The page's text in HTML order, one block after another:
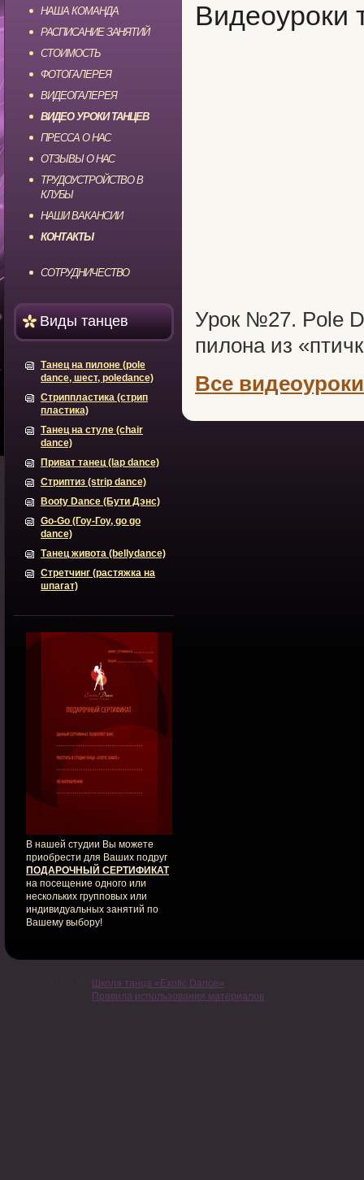
НАША КОМАНДА
РАСПИСАНИЕ ЗАНЯТИЙ
СТОИМОСТЬ
ФОТОГАЛЕРЕЯ
ВИДЕОГАЛЕРЕЯ
ВИДЕО УРОКИ ТАНЦЕВ
ПРЕССА О НАС
ОТЗЫВЫ О НАС
ТРУДОУСТРОЙСТВО В
КЛУБЫ
НАШИ ВАКАНСИИ
КОНТАКТЫ
СОТРУДНИЧЕСТВО
Виды танцев
Танец на пилоне (pole
dance, шест, poledance)
Стриппластика (стрип
пластика)
Танец на стуле (chair
dance)
Приват танец (lap dance)
Стриптиз (strip dance)
Booty Dance (Бути Дэнс)
Go-Go (Гоу-Гоу, go go
dance)
Танец живота (bellydance)
Стретчинг (растяжка на
шпагат)
В нашей студии Вы можете
приобрести для Ваших подруг
ПОДАРОЧНЫЙ СЕРТИФИКАТ
на посещение одного или
нескольких групповых или
индивидуальных занятий по
Вашему выбору!
Видеоуроки
Урок №27. Pole
пилона из
Все
Школа танца «Exotic Dance»
Правила использования материалов